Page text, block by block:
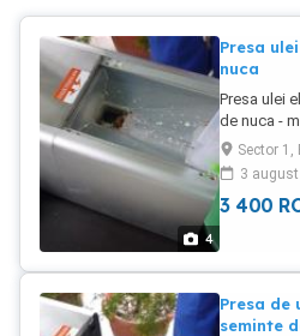
4
Presa
nuca
Presa ulei
de nuca -
coji.
casnic.
selectare a
caz contrar
Sector 1,
3 august
3 400
Presa de
seminte